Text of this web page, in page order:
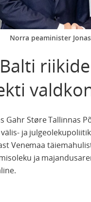
Norra peaminister
Gahr Støre Tallinnas
ja
Venemaa
ja